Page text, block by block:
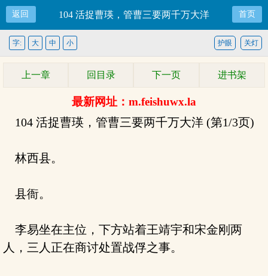
返回 104 活捉曹瑛，管曹三要两千万大洋 首页
关灯
护眼
字: 大 中 小
上一章 回目录 下一页 进书架
最新网址：m.feishuwx.la
104 活捉曹瑛，管曹三要两千万大洋 (第1/3页)
林西县。
县衙。
李易坐在主位，下方站着王靖宇和宋金刚两
人，三人正在商讨处置战俘之事。